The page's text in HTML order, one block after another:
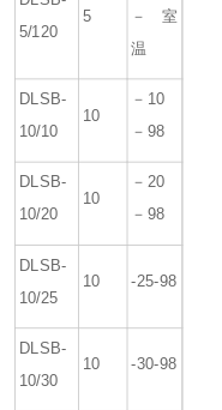
5/120
5 －室
温
DLSB-
10/10
10
－10
－98
DLSB-
10/20
10
－20
－98
DLSB-
10/25
10 -25-98
DLSB-
10/30
10 -30-98